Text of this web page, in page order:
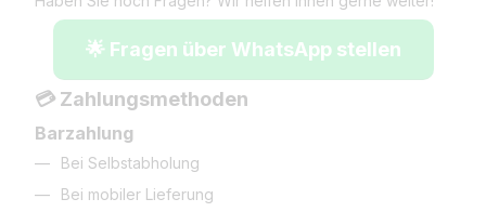
🌟 Fragen über WhatsApp stellen
💳 Zahlungsmethoden
Barzahlung
Bei Selbstabholung
Bei mobiler Lieferung